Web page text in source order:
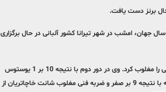
به گزارش ایلنا، مسابقات رده بندی و فینال پنج وزن نخست رقابت های کشتی فرنگی زیر 23 سال جهان، امشب در شهر تیرانا کشور آلبانی در حال برگزاری
در وزن 72 کیلوگرم دانیال سهرابی در دور نخست با نتیجه 8 بر صفر کریستو مریلاین از استونی را مغلوب کرد. وی در دور دوم با نتیجه 10 بر 1 یوستوس
اسکات از آمریکا را از پیش رو برداشت و به مرحله یک چهارم نهایی راه یافت. وی در این مرحله با نتیجه 9 بر صفر و ضربه فنی مغلوب شانت خاچاتریان از